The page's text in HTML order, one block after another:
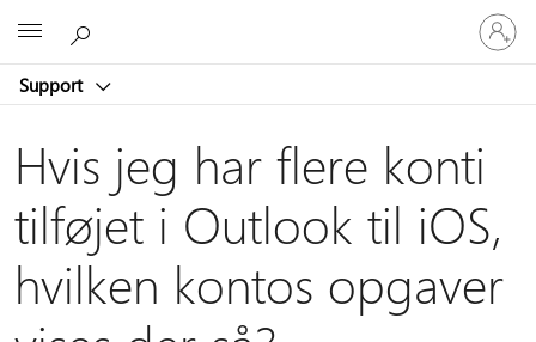
Support
Log
på
din
Hvis jeg har flere konti
tilføjet i Outlook til iOS,
hvilken kontos opgaver